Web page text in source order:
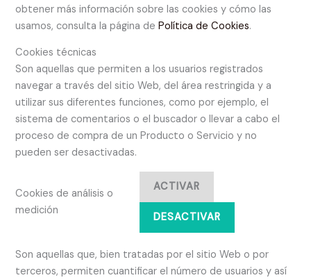
obtener más información sobre las cookies y cómo las
usamos, consulta la página dePolítica de Cookies.
Cookies técnicas
Son aquellas que permiten a los usuarios registrados
navegar a través del sitio Web, del área restringida y a
utilizar sus diferentes funciones, como por ejemplo, el
sistema de comentarios o el buscador o llevar a cabo el
proceso de compra de un Producto o Servicio y no
pueden ser desactivadas.
Cookies de análisis o
medición
ACTIVAR
DESACTIVAR
Son aquellas que, bien tratadas por el sitio Web o por
terceros, permiten cuantificar el número de usuarios y así